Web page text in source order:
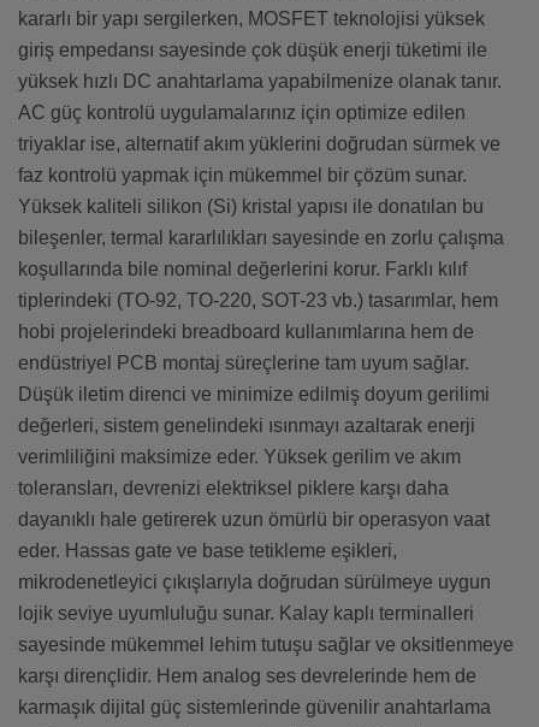
kararlı bir yapı sergilerken, MOSFET teknolojisi yüksek
giriş empedansı sayesinde çok düşük enerji tüketimi ile
yüksek hızlı DC anahtarlama yapabilmenize olanak tanır.
AC güç kontrolü uygulamalarınız için optimize edilen
triyaklar ise, alternatif akım yüklerini doğrudan sürmek ve
faz kontrolü yapmak için mükemmel bir çözüm sunar.
Yüksek kaliteli silikon (Si) kristal yapısı ile donatılan bu
bileşenler, termal kararlılıkları sayesinde en zorlu çalışma
koşullarında bile nominal değerlerini korur. Farklı kılıf
tiplerindeki (TO-92, TO-220, SOT-23 vb.) tasarımlar, hem
hobi projelerindeki breadboard kullanımlarına hem de
endüstriyel PCB montaj süreçlerine tam uyum sağlar.
Düşük iletim direnci ve minimize edilmiş doyum gerilimi
değerleri, sistem genelindeki ısınmayı azaltarak enerji
verimliliğini maksimize eder. Yüksek gerilim ve akım
toleransları, devrenizi elektriksel piklere karşı daha
dayanıklı hale getirerek uzun ömürlü bir operasyon vaat
eder. Hassas gate ve base tetikleme eşikleri,
mikrodenetleyici çıkışlarıyla doğrudan sürülmeye uygun
lojik seviye uyumluluğu sunar. Kalay kaplı terminalleri
sayesinde mükemmel lehim tutuşu sağlar ve oksitlenmeye
karşı dirençlidir. Hem analog ses devrelerinde hem de
karmaşık dijital güç sistemlerinde güvenilir anahtarlama